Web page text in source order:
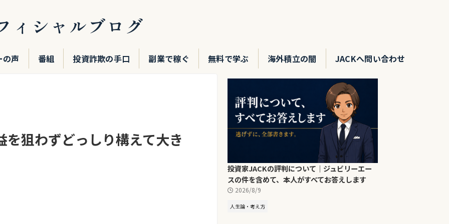
ィシャルブログ
の声 番組 投資詐欺の手口 副業で稼ぐ 無料で学ぶ 海外積立の闇 JACKへ問い合わせ
狙わずどっしり構えて大き
投資家JACKの評判について｜ジュビリーエー
スの件を含めて、本人がすべてお答えします
2026/8/9
人生論・考え方